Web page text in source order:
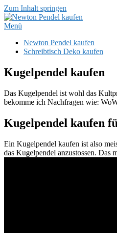
Zum Inhalt springen
Menü
Newton Pendel kaufen
Schreibtisch Deko kaufen
Kugelpendel kaufen
Das Kugelpendel ist wohl das
bekomme ich Nachfragen wie:
Kugelpendel kaufen
Ein Kugelpendel kaufen ist also
das Kugelpendel anzustossen.